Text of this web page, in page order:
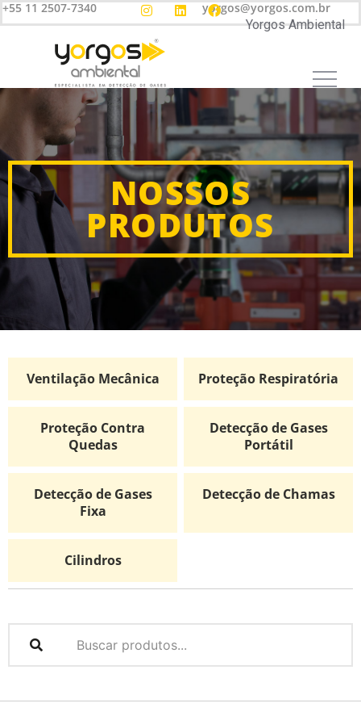
+55 11 2507-7340 yorgos@yorgos.com.br
NOSSOS
PRODUTOS
Ventilação Mecânica Proteção Respiratória
Proteção Contra
Quedas
Detecção de Gases
Portátil
Detecção de Gases
Fixa
Detecção de Chamas
Cilindros
Yorgos Ambiental